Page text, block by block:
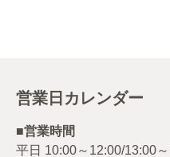
営業日カレンダー
■営業時間